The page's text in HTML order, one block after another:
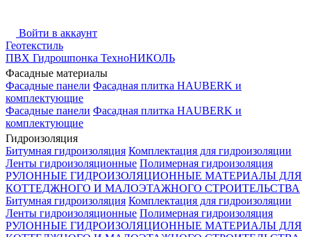
Войти в аккаунт
Геотекстиль
ПВХ Гидрошпонка ТехноНИКОЛЬ
Фасадные материалы
Фасадные панели Фасадная плитка HAUBERK и
комплектующие
Фасадные панели Фасадная плитка HAUBERK и
комплектующие
Гидроизоляция
Битумная гидроизоляция Комплектация для гидроизоляции
Ленты гидроизоляционные Полимерная гидроизоляция
РУЛОННЫЕ ГИДРОИЗОЛЯЦИОННЫЕ МАТЕРИАЛЫ ДЛЯ
КОТТЕДЖНОГО И МАЛОЭТАЖНОГО СТРОИТЕЛЬСТВА
Битумная гидроизоляция Комплектация для гидроизоляции
Ленты гидроизоляционные Полимерная гидроизоляция
РУЛОННЫЕ ГИДРОИЗОЛЯЦИОННЫЕ МАТЕРИАЛЫ ДЛЯ